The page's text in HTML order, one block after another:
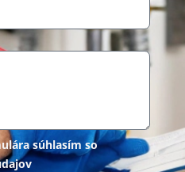
súhlasím so